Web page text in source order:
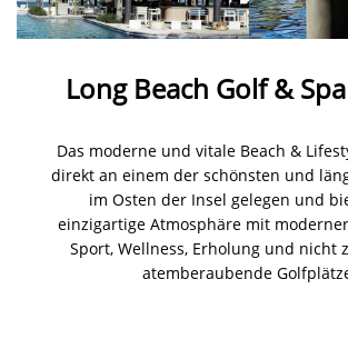
Long Beach Golf &
Das moderne und vitale Beach &
direkt an einem der schönsten und
im Osten der Insel gelegen und
einzigartige Atmosphäre mit
Sport, Wellness, Erholung und nicht
atemberaubende